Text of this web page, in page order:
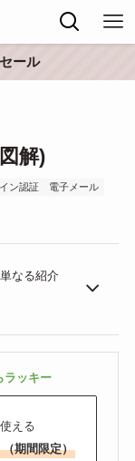
ール
解)
ン認証 電子メール
なる紹介
ラッキー
える
（期間限定）